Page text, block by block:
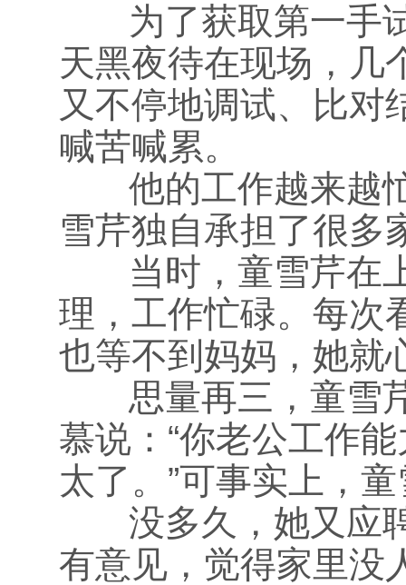
为了获取第一手试
天黑夜待在现场，几
又不停地调试、比对
喊苦喊累。
他的工作越来越忙
雪芹独自承担了很多
当时，童雪芹在上
理，工作忙碌。每次
也等不到妈妈，她就
思量再三，童雪芹
慕说：“你老公工作
太了。”可事实上，
没多久，她又应聘
有意见，觉得家里没